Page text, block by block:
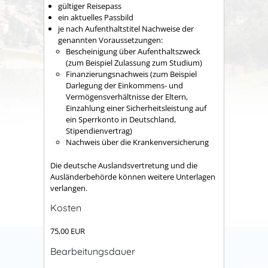
gültiger Reisepass
ein aktuelles Passbild
je nach Aufenthaltstitel Nachweise der
genannten Voraussetzungen:
Bescheinigung über Aufenthaltszweck
(zum Beispiel Zulassung zum Studium)
Finanzierungsnachweis (zum Beispiel
Darlegung der Einkommens- und
Vermögensverhältnisse der Eltern,
Einzahlung einer Sicherheitsleistung auf
ein Sperrkonto in Deutschland,
Stipendienvertrag)
Nachweis über die Krankenversicherung
Die deutsche Auslandsvertretung und die
Ausländerbehörde können weitere Unterlagen
verlangen.
Kosten
75,00 EUR
Bearbeitungsdauer